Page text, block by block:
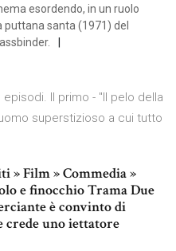
esordendo, in un ruolo
santa (1971) del
Il primo - "Il pelo della
superstizioso a cui tutto
» Film » Commedia »
e finocchio Trama Due
è convinto di
crede uno iettatore